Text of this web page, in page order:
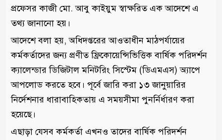
প্রফেসর কাজী মো. আবু কাইয়ুম স্বাক্ষরিত এক আদেশে এ
তথ্য জানানো হয়।
আদেশে বলা হয়, অধিদপ্তরের আওতাধীন মাঠপর্যায়ের
কর্মকর্তাদের জন্য প্রণীত ফ্রিকোয়েন্সিভিত্তিক বার্ষিক পরিদর্শন
ক্যালেন্ডার ডিজিটাল মনিটরিং সিস্টেম (ডিএমএস) অ্যাপে
আপলোড করতে হবে। পূর্বে জারি করা ১৩ জানুয়ারির
নির্দেশনার ধারাবাহিকতায় এ সময়সীমা পুনর্নির্ধারণ করা
হয়েছে।
এছাড়া যেসব কর্মকর্তা এখনও তাদের বার্ষিক পরিদর্শন